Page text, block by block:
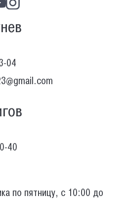
04
40
по пятницу, с 10:00 до